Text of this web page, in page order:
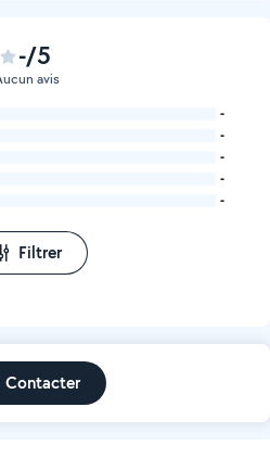
-/5
avis
-
-
-
-
-
Filtrer
Contacter